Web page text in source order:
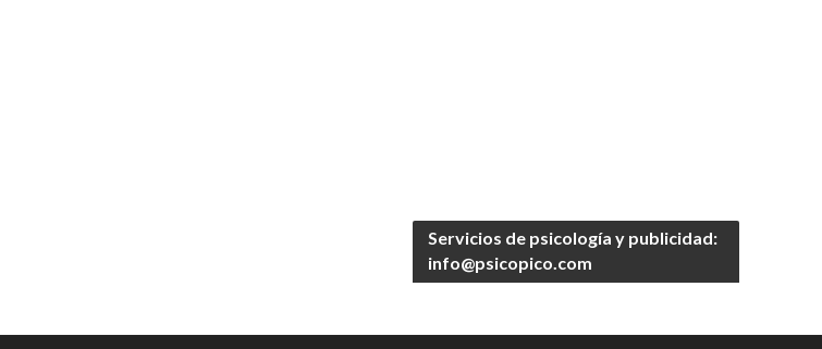
Servicios de psicología y publicidad:
info@psicopico.com